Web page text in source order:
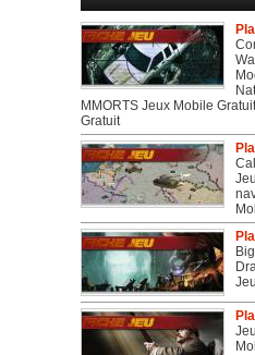
MMORTS Jeux Mobile
Gratuit